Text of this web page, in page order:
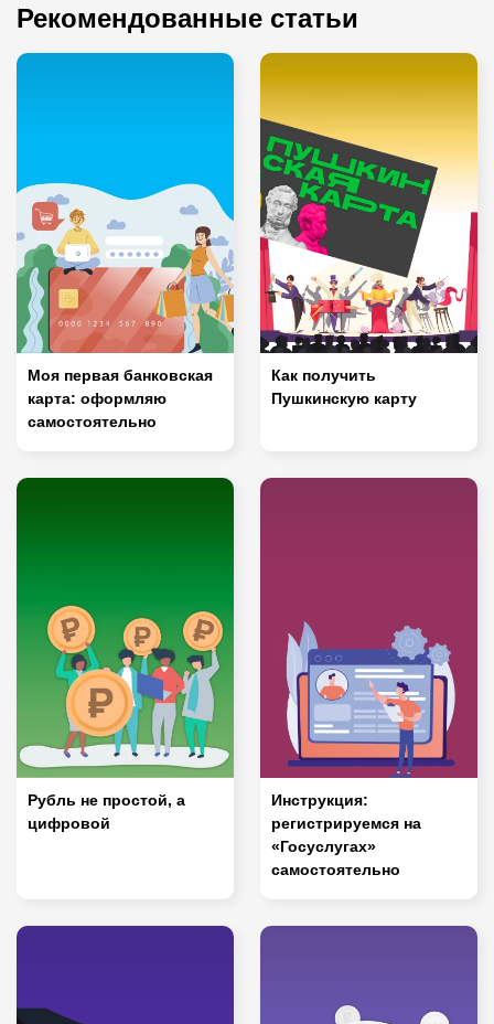
Рекомендованные статьи
Моя первая банковская
карта: оформляю
самостоятельно
Как получить
Пушкинскую карту
Рубль не простой, а
цифровой
Инструкция:
регистрируемся на
«Госуслугах»
самостоятельно